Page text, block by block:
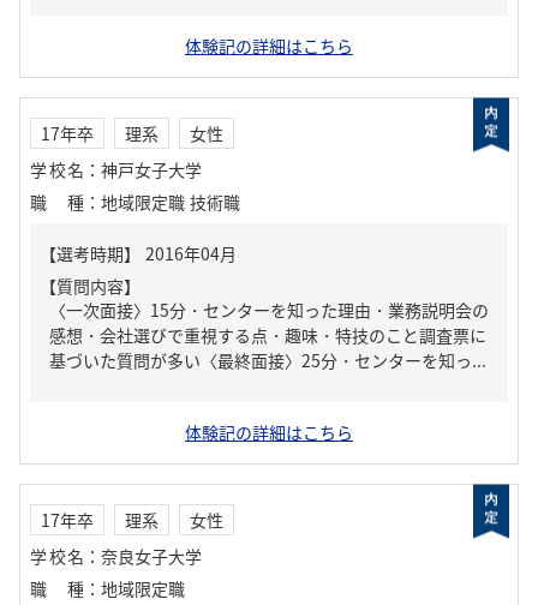
体験記の詳細はこちら
17年卒 理系
女性
学校名 ： 神戸女子大学
職種 ： 地域限定職 技術職
【質問内容】
〈一次面接〉15分・センターを知った理由・業務説明会の
感想・会社選びで重視する点・趣味・特技のこと調査票に
基づいた質問が多い〈最終面接〉25分・センターを知っ...
体験記の詳細はこちら
17年卒 理系
女性
学校名 ： 奈良女子大学
職種 ： 地域限定職